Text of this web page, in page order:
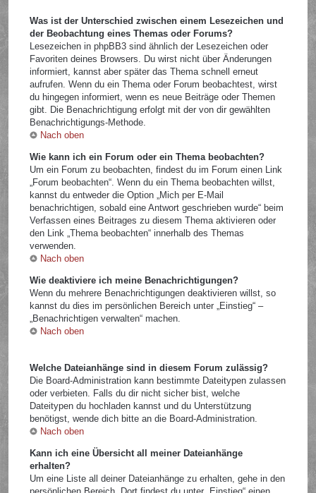
Was ist der Unterschied zwischen einem Lesezeichen und
der Beobachtung eines Themas oder Forums?
Lesezeichen in phpBB3 sind ähnlich der Lesezeichen oder
Favoriten deines Browsers. Du wirst nicht über Änderungen
informiert, kannst aber später das Thema schnell erneut
aufrufen. Wenn du ein Thema oder Forum beobachtest, wirst
du hingegen informiert, wenn es neue Beiträge oder Themen
gibt. Die Benachrichtigung erfolgt mit der von dir gewählten
Benachrichtigungs-Methode.
Nach oben
Wie kann ich ein Forum oder ein Thema beobachten?
Um ein Forum zu beobachten, findest du im Forum einen Link
„Forum beobachten“. Wenn du ein Thema beobachten willst,
kannst du entweder die Option „Mich per E-Mail
benachrichtigen, sobald eine Antwort geschrieben wurde“ beim
Verfassen eines Beitrages zu diesem Thema aktivieren oder
den Link „Thema beobachten“ innerhalb des Themas
verwenden.
Nach oben
Wie deaktiviere ich meine Benachrichtigungen?
Wenn du mehrere Benachrichtigungen deaktivieren willst, so
kannst du dies im persönlichen Bereich unter „Einstieg“ –
„Benachrichtigen verwalten“ machen.
Nach oben
Welche Dateianhänge sind in diesem Forum zulässig?
Die Board-Administration kann bestimmte Dateitypen zulassen
oder verbieten. Falls du dir nicht sicher bist, welche
Dateitypen du hochladen kannst und du Unterstützung
benötigst, wende dich bitte an die Board-Administration.
Nach oben
Kann ich eine Übersicht all meiner Dateianhänge
erhalten?
Um eine Liste all deiner Dateianhänge zu erhalten, gehe in den